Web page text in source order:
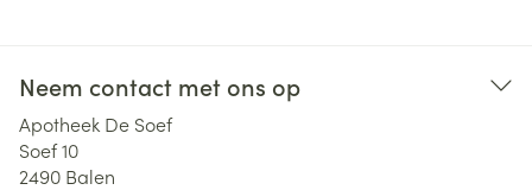
Neem contact met ons op
Apotheek De Soef
Soef 10
2490 Balen